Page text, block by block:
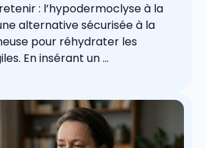
: l’hypodermoclyse à la
alternative sécurisée à la
pour réhydrater les
En insérant un ...